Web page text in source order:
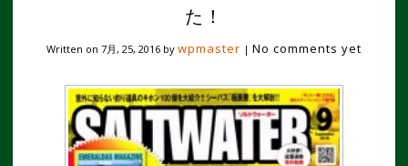
た！
Written on 7月, 25, 2016 by wpmaster | No comments yet